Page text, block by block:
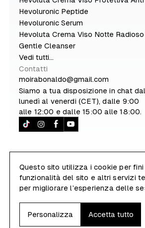
Questo sito utilizza i cookie per fini
funzionalità del sito e altri servizi
per migliorare l’esperienza delle
Personalizza Accetta tutto
Hevoluronic Peptide
Hevoluronic Serum
Hevoluta Crema Viso Notte
Gentle Cleanser
Vedi tutti...
Contatti
moirabonaldo@gmail.com
Siamo a tua disposizione in chat dal
lunedì al venerdi (CET), dalle 9:00
alle 12:00 e dalle 15:00 alle 18:00.
P.Iva e C.F.: 05063580285 | Sede:
13/5 35013 - Cittadella (PD) -
Termini|Spedizioni|Rimborsi|
© 2023 HEVOLUTA® - All rights